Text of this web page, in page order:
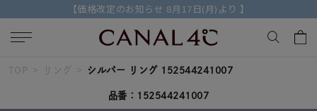
【価格改定のお知らせ 8月17日(月)より 】
キーワードで検索する
TOP リング シルバー リング 152544241007
品番：152544241007